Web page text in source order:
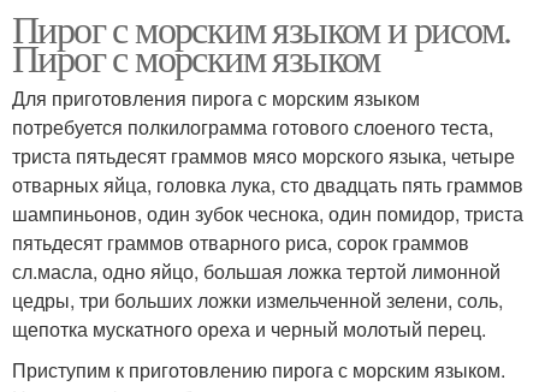
Пирог с морским языком и рисом.
Пирог с морским языком
Для приготовления пирога с морским языком
потребуется полкилограмма готового слоеного теста,
триста пятьдесят граммов мясо морского языка, четыре
отварных яйца, головка лука, сто двадцать пять граммов
шампиньонов, один зубок чеснока, один помидор, триста
пятьдесят граммов отварного риса, сорок граммов
сл.масла, одно яйцо, большая ложка тертой лимонной
цедры, три больших ложки измельченной зелени, соль,
щепотка мускатного ореха и черный молотый перец.
Приступим к приготовлению пирога с морским языком.